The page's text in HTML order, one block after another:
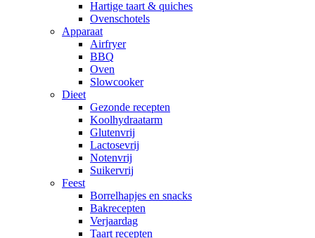
Hartige taart & quiches
Ovenschotels
Apparaat
Airfryer
BBQ
Oven
Slowcooker
Dieet
Gezonde recepten
Koolhydraatarm
Glutenvrij
Lactosevrij
Notenvrij
Suikervrij
Feest
Borrelhapjes en snacks
Bakrecepten
Verjaardag
Taart recepten